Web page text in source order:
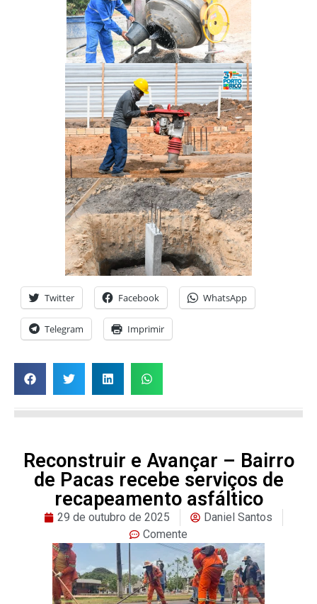
Twitter Facebook WhatsApp
Telegram Imprimir
Reconstruir e Avançar – Bairro
de Pacas recebe serviços de
recapeamento asfáltico
29 de outubro de 2025
Daniel Santos
Comente